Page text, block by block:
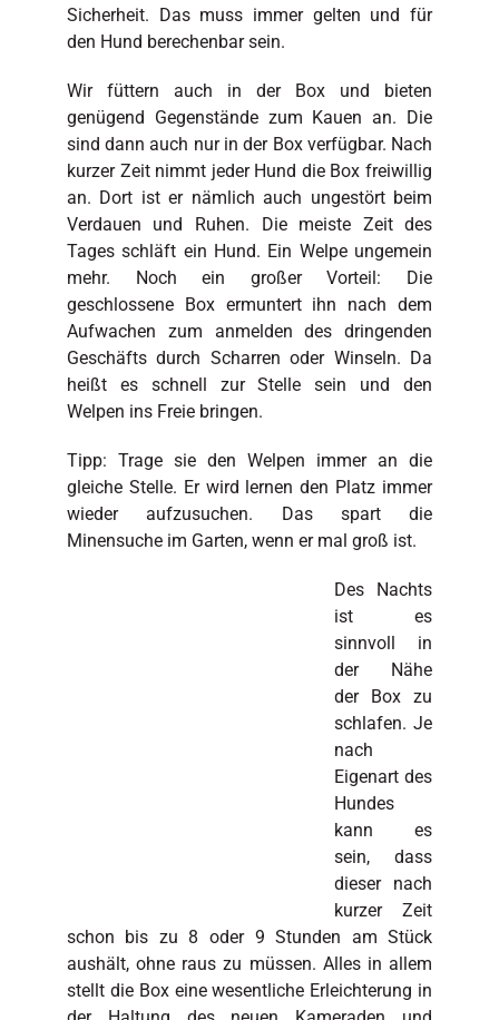
Sicherheit. Das muss immer gelten und für
den Hund berechenbar sein.
Wir füttern auch in der Box und bieten
genügend Gegenstände zum Kauen an. Die
sind dann auch nur in der Box verfügbar. Nach
kurzer Zeit nimmt jeder Hund die Box freiwillig
an. Dort ist er nämlich auch ungestört beim
Verdauen und Ruhen. Die meiste Zeit des
Tages schläft ein Hund. Ein Welpe ungemein
mehr. Noch ein großer Vorteil: Die
geschlossene Box ermuntert ihn nach dem
Aufwachen zum anmelden des dringenden
Geschäfts durch Scharren oder Winseln. Da
heißt es schnell zur Stelle sein und den
Welpen ins Freie bringen.
Tipp: Trage sie den Welpen immer an die
gleiche Stelle. Er wird lernen den Platz immer
wieder aufzusuchen. Das spart die
Minensuche im Garten, wenn er mal groß ist.
Des Nachts
ist es
sinnvoll in
der Nähe
der Box zu
schlafen. Je
nach
Eigenart des
Hundes
kann es
sein, dass
dieser nach
kurzer Zeit
schon bis zu 8 oder 9 Stunden am Stück
aushält, ohne raus zu müssen. Alles in allem
stellt die Box eine wesentliche Erleichterung in